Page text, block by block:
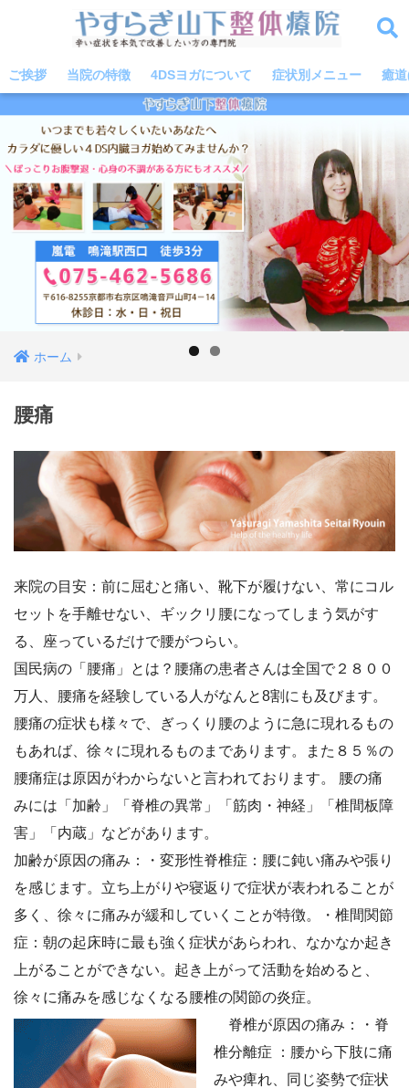
ご挨拶 当院の特徴 4DSヨガについて 症状別メニュー 癒
ホーム
腰痛
来院の目安：前に屈むと痛い、靴下が履けない、常にコル
セットを手離せない、ギックリ腰になってしまう気がす
る、座っているだけで腰がつらい。
国民病の「腰痛」とは？腰痛の患者さんは全国で２８００
万人、腰痛を経験している人がなんと8割にも及びます。
腰痛の症状も様々で、ぎっくり腰のように急に現れるもの
もあれば、徐々に現れるものまであります。また８５％の
腰痛症は原因がわからないと言われております。 腰の痛
みには「加齢」「脊椎の異常」「筋肉・神経」「椎間板障
害」「内蔵」などがあります。
加齢が原因の痛み：・変形性脊椎症：腰に鈍い痛みや張り
を感じます。立ち上がりや寝返りで症状が表われることが
多く、徐々に痛みが緩和していくことが特徴。・椎間関節
症：朝の起床時に最も強く症状があらわれ、なかなか起き
上がることができない。起き上がって活動を始めると、
徐々に痛みを感じなくなる腰椎の関節の炎症。
脊椎が原因の痛み：・脊
椎分離症 ：腰から下肢に痛
みや痺れ、同じ姿勢で症状